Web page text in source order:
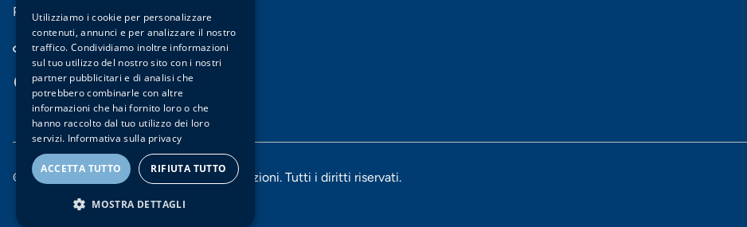
P. IVA 00144060332
Cerca filiale
Menu
social
Facebook
Instagram
X Vimeo
© 2025 Banca di Piacenza soc. coop. per azioni. Tutti i diritti riservati.
Utilizziamo i cookie per personalizzare
contenuti, annunci e per analizzare il nostro
traffico. Condividiamo inoltre informazioni
sul tuo utilizzo del nostro sito con i nostri
partner pubblicitari e di analisi che
potrebbero combinarle con altre
informazioni che hai fornito loro o che
hanno raccolto dal tuo utilizzo dei loro
servizi. Informativa sulla privacy
ACCETTA TUTTO RIFIUTA TUTTO
MOSTRA DETTAGLI